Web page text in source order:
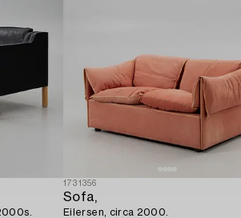
1731356
Sofa,
Eilersen, circa 2000.